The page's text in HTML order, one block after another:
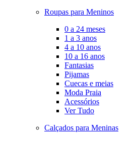
Roupas para Meninos
0 a 24 meses
1 a 3 anos
4 a 10 anos
10 a 16 anos
Fantasias
Pijamas
Cuecas e meias
Moda Praia
Acessórios
Ver Tudo
Calçados para Meninas